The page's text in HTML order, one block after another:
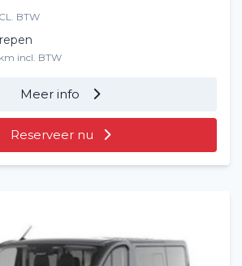
BTW
incl. BTW
Meer info
Reserveer nu